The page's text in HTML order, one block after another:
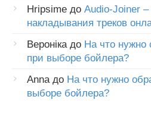
Hripsime до Audio-Joiner
накладывания треков
Веронікадо На что нужно
при выборе бойлера?
Annaдо На что нужно
выборе бойлера?